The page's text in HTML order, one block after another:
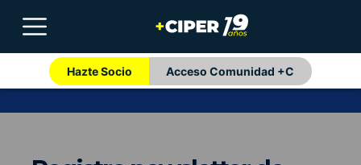
Hazte Socio Acceso Comunidad +C